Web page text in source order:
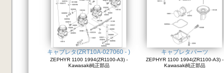
キャブレタ(ZRT10A-027060 - )
ZEPHYR 1100 1994(ZR1100-A3) -
Kawasaki純正部品
キャブレタパーツ
ZEPHYR 1100 1994(ZR1100-A3) -
Kawasaki純正部品